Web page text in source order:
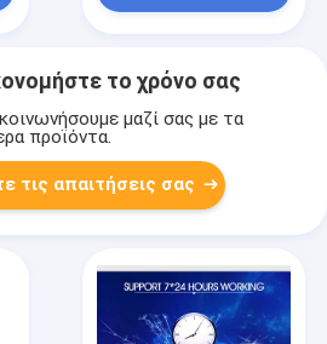
το χρόνο σας
μαζί σας με τα
προϊόντα.
τις απαιτήσεις σας